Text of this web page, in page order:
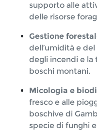
supporto alle
delle risorse
Gestione
dell’umidità e
degli incendi e
boschi montani.
Micologia e
fresco e alle
boschive di
specie di funghi